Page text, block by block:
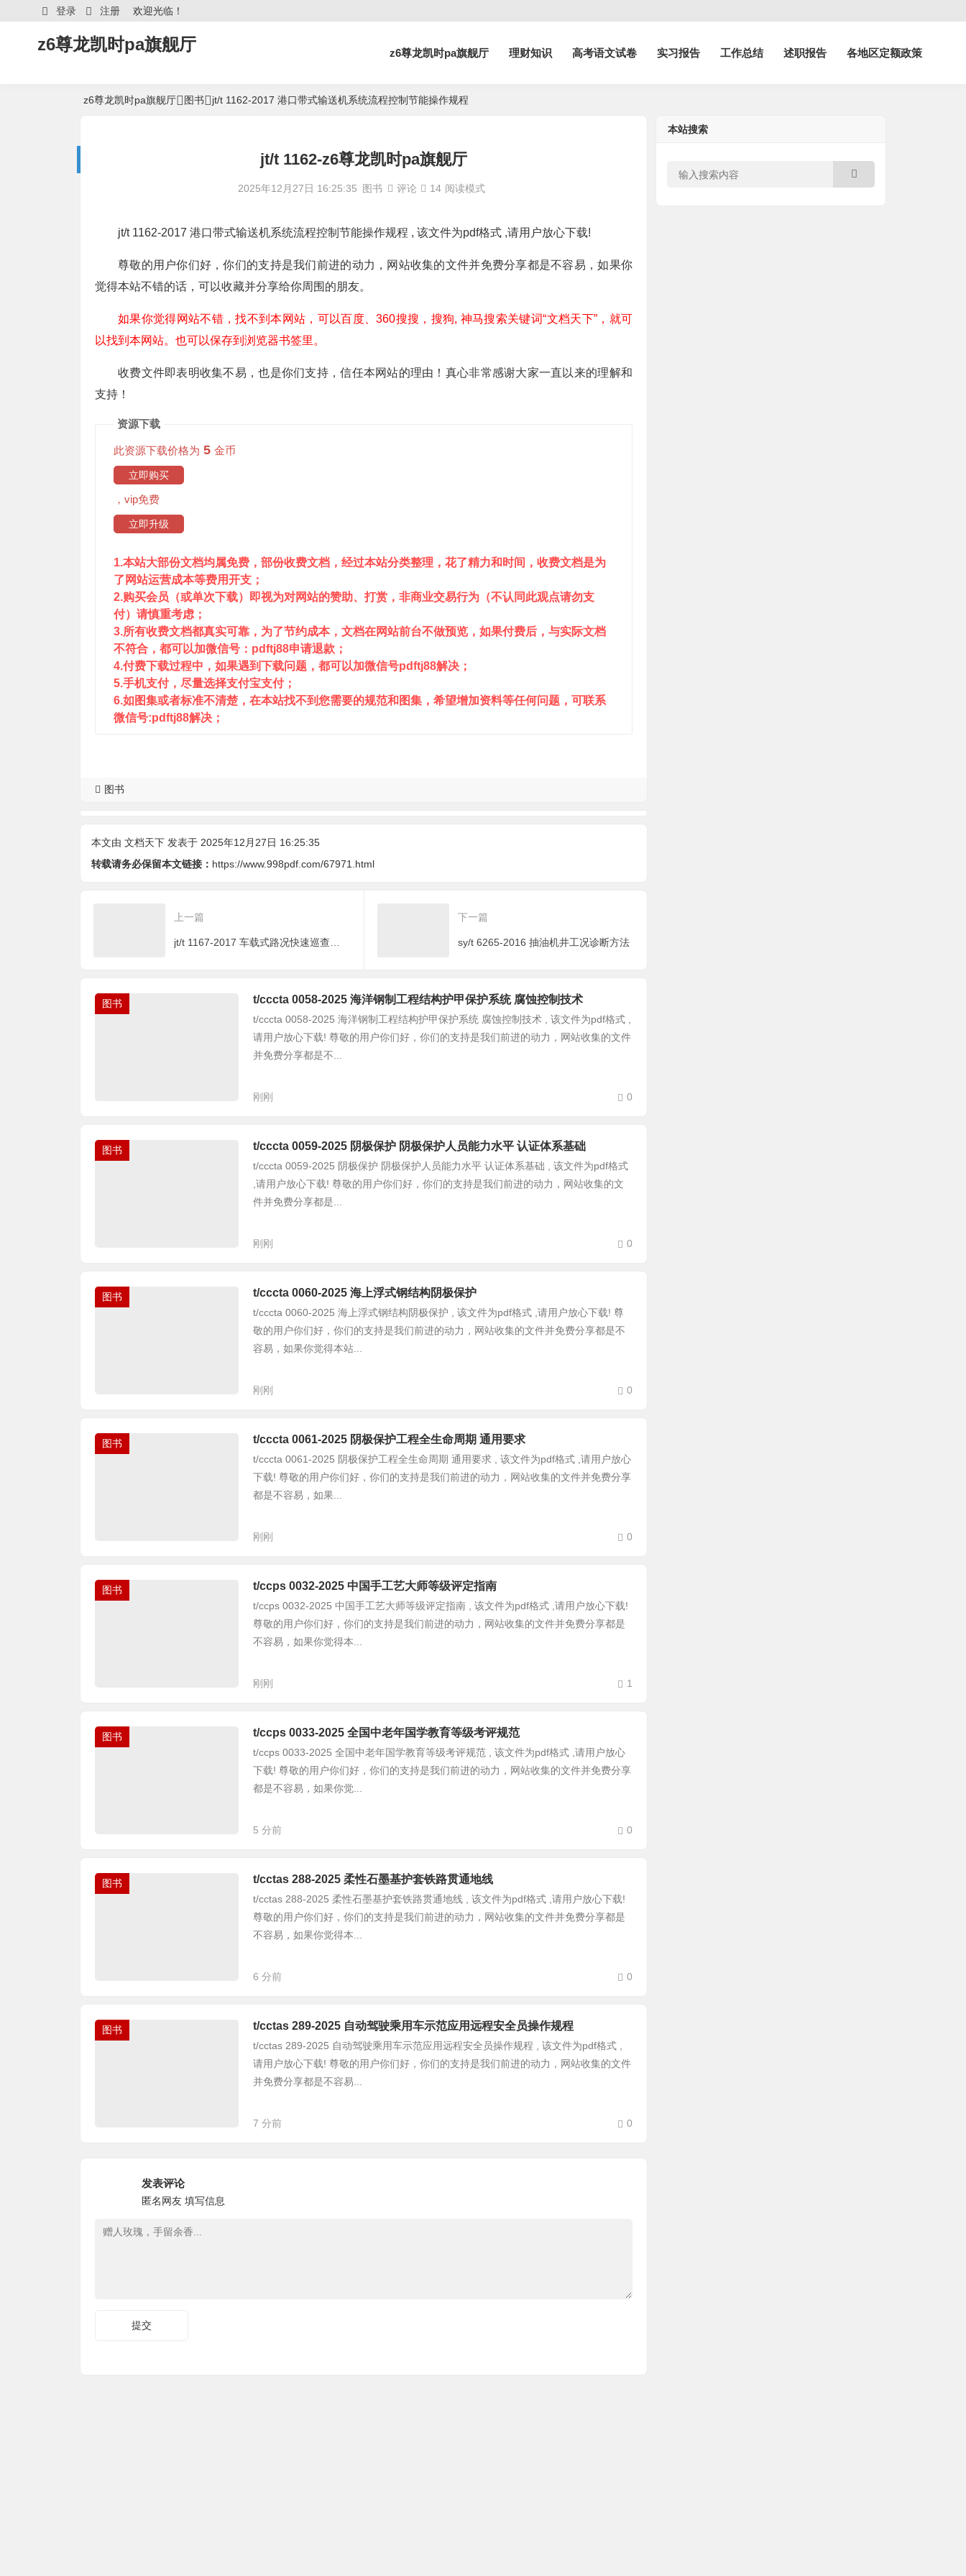
欢迎光临！
登录 注册
z6尊龙凯时pa旗舰厅 z6尊龙凯时pa旗舰厅 理财知识 高考语文试卷 实习报告 工作总结 述职报告 各地区定额政策
z6尊龙凯时pa旗舰厅 图书 jt/t 1162-2017 港口带式输送机系统流程控制节能操作规程
jt/t 1162-z6尊龙凯时pa旗舰厅
2025年12月27日 16:25:35 图书 评论 14 阅读模式
jt/t 1162-2017 港口带式输送机系统流程控制节能操作规程 , 该文件为pdf格式 ,请用户放心下载!
尊敬的用户你们好，你们的支持是我们前进的动力，网站收集的文件并免费分享都是不容易，如果你
觉得本站不错的话，可以收藏并分享给你周围的朋友。
如果你觉得网站不错，找不到本网站，可以百度、360搜搜，搜狗, 神马搜索关键词“文档天下”，就可
以找到本网站。也可以保存到浏览器书签里。
收费文件即表明收集不易，也是你们支持，信任本网站的理由！真心非常感谢大家一直以来的理解和
支持！
资源下载
此资源下载价格为 5 金币
立即购买
，vip免费
立即升级
1.本站大部份文档均属免费，部份收费文档，经过本站分类整理，花了精力和时间，收费文档是为
了网站运营成本等费用开支；
2.购买会员（或单次下载）即视为对网站的赞助、打赏，非商业交易行为（不认同此观点请勿支
付）请慎重考虑；
3.所有收费文档都真实可靠，为了节约成本，文档在网站前台不做预览，如果付费后，与实际文档
不符合，都可以加微信号：pdftj88申请退款；
4.付费下载过程中，如果遇到下载问题，都可以加微信号pdftj88解决；
5.手机支付，尽量选择支付宝支付；
6.如图集或者标准不清楚，在本站找不到您需要的规范和图集，希望增加资料等任何问题，可联系
微信号:pdftj88解决；
图书
本文由 文档天下 发表于 2025年12月27日 16:25:35
转载请务必保留本文链接： https://www.998pdf.com/67971.html
上一篇 下一篇
sy/t 6265-2016 抽油机井工况诊断方法
图书 t/cccta 0058-2025 海洋钢制工程结构护甲保护系统 腐蚀控制技术
t/cccta 0058-2025 海洋钢制工程结构护甲保护系统 腐蚀控制技术 , 该文件为pdf格式 ,
请用户放心下载! 尊敬的用户你们好，你们的支持是我们前进的动力，网站收集的文件
并免费分享都是不...
刚刚 0
图书 t/cccta 0059-2025 阴极保护 阴极保护人员能力水平 认证体系基础
t/cccta 0059-2025 阴极保护 阴极保护人员能力水平 认证体系基础 , 该文件为pdf格式
,请用户放心下载! 尊敬的用户你们好，你们的支持是我们前进的动力，网站收集的文
件并免费分享都是...
刚刚 0
图书 t/cccta 0060-2025 海上浮式钢结构阴极保护
t/cccta 0060-2025 海上浮式钢结构阴极保护 , 该文件为pdf格式 ,请用户放心下载! 尊
敬的用户你们好，你们的支持是我们前进的动力，网站收集的文件并免费分享都是不
容易，如果你觉得本站...
刚刚 0
图书 t/cccta 0061-2025 阴极保护工程全生命周期 通用要求
t/cccta 0061-2025 阴极保护工程全生命周期 通用要求 , 该文件为pdf格式 ,请用户放心
下载! 尊敬的用户你们好，你们的支持是我们前进的动力，网站收集的文件并免费分享
都是不容易，如果...
刚刚 0
图书 t/ccps 0032-2025 中国手工艺大师等级评定指南
t/ccps 0032-2025 中国手工艺大师等级评定指南 , 该文件为pdf格式 ,请用户放心下载!
尊敬的用户你们好，你们的支持是我们前进的动力，网站收集的文件并免费分享都是
不容易，如果你觉得本...
刚刚 1
图书 t/ccps 0033-2025 全国中老年国学教育等级考评规范
t/ccps 0033-2025 全国中老年国学教育等级考评规范 , 该文件为pdf格式 ,请用户放心
下载! 尊敬的用户你们好，你们的支持是我们前进的动力，网站收集的文件并免费分享
都是不容易，如果你觉...
5 分前 0
图书 t/cctas 288-2025 柔性石墨基护套铁路贯通地线
t/cctas 288-2025 柔性石墨基护套铁路贯通地线 , 该文件为pdf格式 ,请用户放心下载!
尊敬的用户你们好，你们的支持是我们前进的动力，网站收集的文件并免费分享都是
不容易，如果你觉得本...
6 分前 0
图书 t/cctas 289-2025 自动驾驶乘用车示范应用远程安全员操作规程
t/cctas 289-2025 自动驾驶乘用车示范应用远程安全员操作规程 , 该文件为pdf格式 ,
请用户放心下载! 尊敬的用户你们好，你们的支持是我们前进的动力，网站收集的文件
并免费分享都是不容易...
7 分前 0
发表评论
匿名网友 填写信息
本站搜索